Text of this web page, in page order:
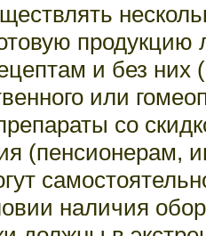
продукцию
и без них
или
со
(пенсионерам,
наличия